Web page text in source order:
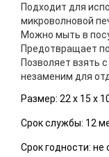
Подходит для
микроволновой
Можно мыть в
Предотвращает
Позволяет взять
незаменим для
Размер: 22 х 15 х
Срок службы: 12
Срок годности: не